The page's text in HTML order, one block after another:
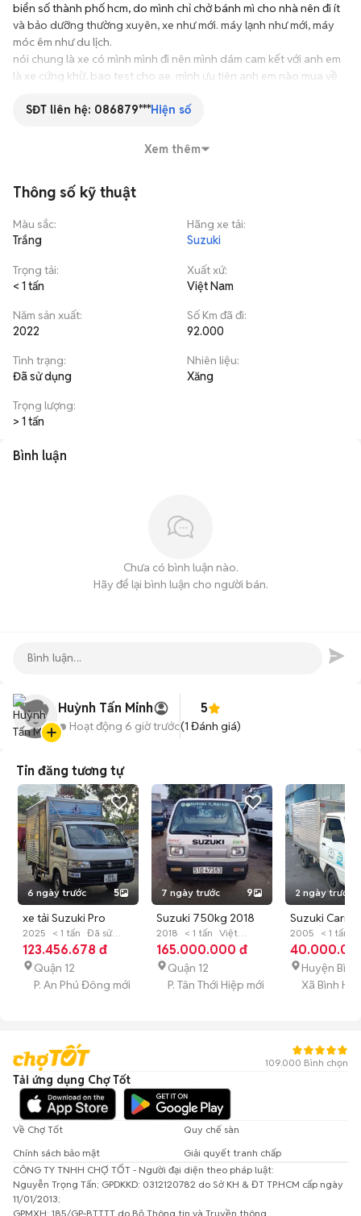
biển số thành phố hcm, do mình chỉ chở bánh mì cho nhà nên đi ít
và bảo dưỡng thường xuyên, xe như mới. máy lạnh như mới, máy
móc êm như du lịch.
nói chung là xe có mình mình đi nên mình dám cam kết với anh em
là xe cứng khừ, bao test cho ae. mình ưu tiên anh em nào mua về
uống ly cafe với mình rồi đi về.
lưu ý, xe gần như mới, cứ mua về là bao chạy như mới, khỏi cần làm
SĐT liên hệ: 086879***Hiện số
Xem thêm
Thông số kỹ thuật
Màu sắc:
Trắng
Hãng xe tải:
Suzuki
Trọng tải:
< 1 tấn
Xuất xứ:
Việt Nam
Năm sản xuất:
2022
Số Km đã đi:
92.000
Tình trạng:
Đã sử dụng
Nhiên liệu:
Xăng
Trọng lượng:
> 1 tấn
Huỳnh Tấn Minh
Hoạt động 6 giờ trước
5
(1 Đánh giá)
Bình luận
Chưa có bình luận nào.
Hãy để lại bình luận cho người bán.
Tin đăng tương tự
6 ngày trước 5
xe tải Suzuki Pro
2025 705kg Trắng
2025 < 1 tấn Đã sử
dụng
123.456.678 đ
Quận 12
P. An Phú Đông mới
7 ngày trước 9
Suzuki 750kg 2018
2018 < 1 tấn Việt
Nam
Đã sử dụng
165.000.000 đ
Quận 12
P. Tân Thới Hiệp mới
2 ngày trước
Suzuki Carry
Trắng 550kg
dài
2005 < 1 tấn
dụng
Huyện
Xã Bình
109.000 Bình chọn
Tải ứng dụng Chợ Tốt
Về Chợ Tốt
Quy chế sàn
Chính sách bảo mật
Giải quyết tranh chấp
CÔNG TY TNHH CHỢ TỐT - Người đại diện theo pháp luật:
Nguyễn Trọng Tấn; GPDKKD: 0312120782 do Sở KH & ĐT TP.HCM cấp ngày
11/01/2013;
GPMXH: 185/GP-BTTTT do Bộ Thông tin và Truyền thông